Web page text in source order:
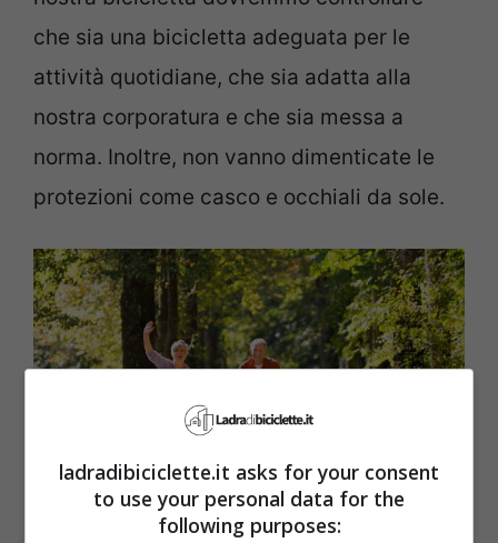
che sia una bicicletta adeguata per le
attività quotidiane, che sia adatta alla
nostra corporatura e che sia messa a
norma. Inoltre, non vanno dimenticate le
protezioni come casco e occhiali da sole.
ladradibiciclette.it asks for your consent
to use your personal data for the
following purposes: